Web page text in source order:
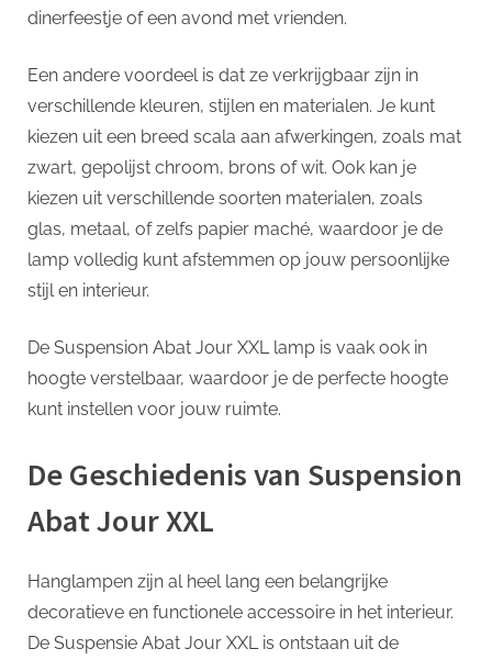
dinerfeestje of een avond met vrienden.
Een andere voordeel is dat ze verkrijgbaar zijn in
verschillende kleuren, stijlen en materialen. Je kunt
kiezen uit een breed scala aan afwerkingen, zoals mat
zwart, gepolijst chroom, brons of wit. Ook kan je
kiezen uit verschillende soorten materialen, zoals
glas, metaal, of zelfs papier maché, waardoor je de
lamp volledig kunt afstemmen op jouw persoonlijke
stijl en interieur.
De Suspension Abat Jour XXL lamp is vaak ook in
hoogte verstelbaar, waardoor je de perfecte hoogte
kunt instellen voor jouw ruimte.
De Geschiedenis van Suspension
Abat Jour XXL
Hanglampen zijn al heel lang een belangrijke
decoratieve en functionele accessoire in het interieur.
De Suspensie Abat Jour XXL is ontstaan uit de